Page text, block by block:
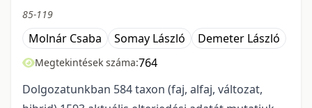
85-119
Molnár Csaba Somay László Demeter László
Megtekintések száma:764
Dolgozatunkban 584 taxon (faj, alfaj, változat,